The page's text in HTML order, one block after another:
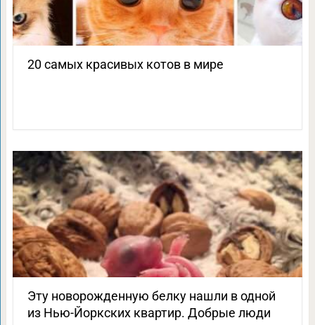
20 самых красивых котов в мире
Эту новорожденную белку нашли в одной
из Нью-Йоркских квартир. Добрые люди